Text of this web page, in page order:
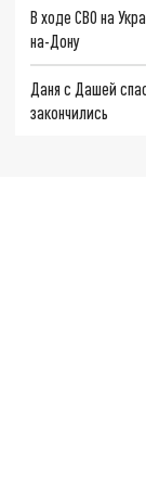
В ходе СВО на
на-Дону
Даня с Дашей
закончились